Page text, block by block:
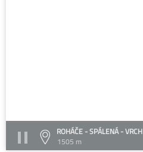
ROHÁČE - SPÁLENÁ - VRCH
1505 m